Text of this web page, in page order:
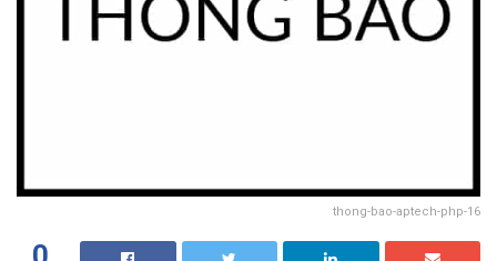
thong-bao-aptech-php-16